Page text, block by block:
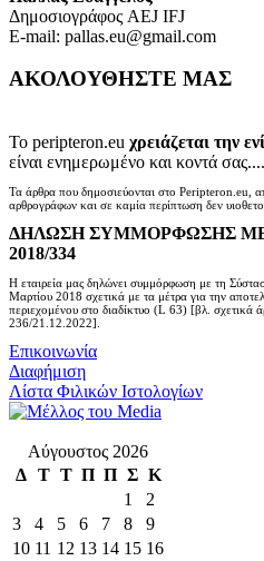
Δημοσιογράφος AEJ ΙFJ
E-mail: pallas.eu@gmail.com
ΑΚΟΛΟΥΘΗΣΤΕ ΜΑΣ
Το peripteron.eu χρειάζεται την
είναι ενημερωμένο και κοντά
Τα άρθρα που δημοσιεύονται στο Peripteron.eu,
αρθρογράφων και σε καμία περίπτωση δεν
ΔΗΛΩΣΗ ΣΥΜΜΟΡΦΩΣΗΣ
2018/334
Η εταιρεία μας δηλώνει συμμόρφωση με τη
Μαρτίου 2018 σχετικά με τα μέτρα για την
περιεχομένου στο διαδίκτυο (L 63) [βλ.
236/21.12.2022].
Επικοινωνία
Διαφήμιση
Λίστα Φιλικών Ιστολογίων
Αύγουστος 2026
Δ Τ Τ Π Π Σ Κ
1
2
3
4 5 6 7 8
9
10 11 12 13 14 15 16